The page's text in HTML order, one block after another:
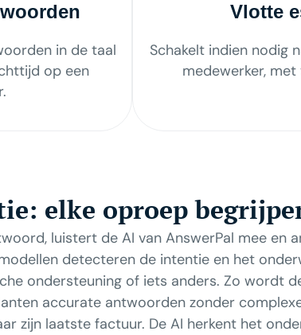
in de taal
op een
Vlotte
Schakelt indien nodig
medewerker,
elke oproep
luistert de AI van AnswerPal mee en
detecteren de intentie en het
ondersteuning of iets anders. Zo wordt
accurate antwoorden zonder
zijn laatste factuur. De AI herkent het